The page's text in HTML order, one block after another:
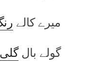
میرے کالے
گولے بالگلی